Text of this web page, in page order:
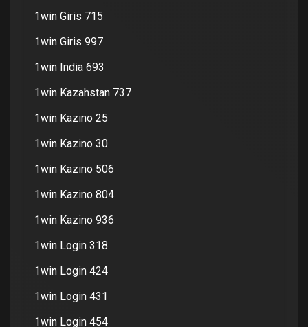
1win Giris 715
1win Giris 997
1win India 693
1win Kazahstan 737
1win Kazino 25
1win Kazino 30
1win Kazino 506
1win Kazino 804
1win Kazino 936
1win Login 318
1win Login 424
1win Login 431
1win Login 454